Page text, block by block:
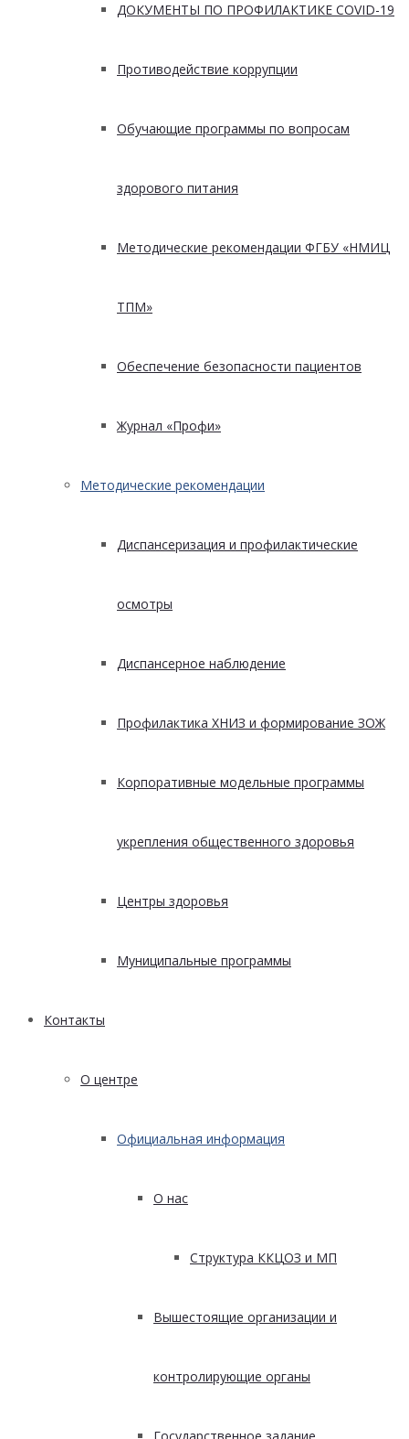
ДОКУМЕНТЫ ПО ПРОФИЛАКТИКЕ COVID-19
Противодействие коррупции
Обучающие программы по вопросам
здорового питания
Методические рекомендации ФГБУ «НМИЦ
ТПМ»
Обеспечение безопасности пациентов
Журнал «Профи»
Методические рекомендации
Диспансеризация и профилактические
осмотры
Диспансерное наблюдение
Профилактика ХНИЗ и формирование ЗОЖ
Корпоративные модельные программы
укрепления общественного здоровья
Центры здоровья
Муниципальные программы
Контакты
О центре
Официальная информация
О нас
Структура ККЦОЗ и МП
Вышестоящие организации и
контролирующие органы